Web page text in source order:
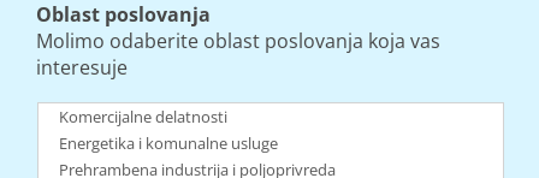
Oblast poslovanja
Molimo odaberite oblast poslovanja koja vas
interesuje